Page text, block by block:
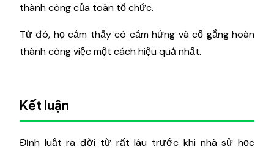
thành công của toàn tổ chức.
Từ đó, họ cảm thấy có cảm hứng và cố gắng hoàn
thành công việc một cách hiệu quả nhất.
Kết luận
Định luật ra đời từ rất lâu trước khi nhà sử học